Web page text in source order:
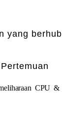
yang
CPU